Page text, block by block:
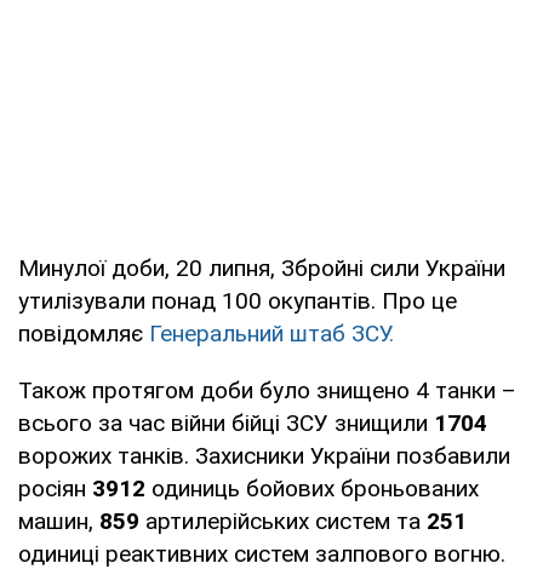
Минулої доби, 20 липня, Збройні сили України
утилізували понад 100 окупантів. Про це
повідомляє Генеральний штаб ЗСУ.
Також протягом доби було знищено 4 танки –
всього за час війни бійці ЗСУ знищили 1704
ворожих танків. Захисники України позбавили
росіян 3912 одиниць бойових броньованих
машин, 859 артилерійських систем та 251
одиниці реактивних систем залпового вогню.